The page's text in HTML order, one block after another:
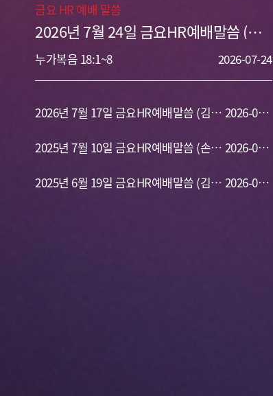
금요 HR 예배 말씀
2026년 7월 24일 금요HR예배말씀 (손
누가복음 18:1~8 2026-07-24
2026년 7월 17일 금요HR예배말씀 (김용
식 목사) 청함을 받은 자 택함을 받은 자
2026-07-
17
2025년 7월 10일 금요HR예배말씀 (손인
규 목사) 하나님과의 사귐
2026-07-
10
2025년 6월 19일 금요HR예배말씀 (김용 2026-06-